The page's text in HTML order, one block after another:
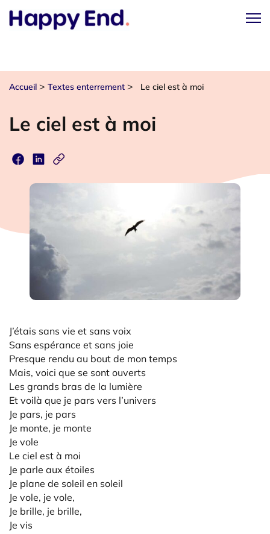
Accueil > Textes enterrement > Le ciel est à moi
Le ciel est à moi
J’étais sans vie et sans voix
Sans espérance et sans joie
Presque rendu au bout de mon temps
Mais, voici que se sont ouverts
Les grands bras de la lumière
Et voilà que je pars vers l’univers
Je pars, je pars
Je monte, je monte
Je vole
Le ciel est à moi
Je parle aux étoiles
Je plane de soleil en soleil
Je vole, je vole,
Je brille, je brille,
Je vis